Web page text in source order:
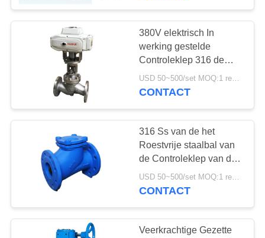
Roestvrij
staalKogelklep
de klep van de
waterpoort
18
380V elektrisch In
werking gestelde
Controleklep 316 de
Klep van de Roestvrij
staalbol
USD 50~500/set MOQ:1 reeks
CONTACT
316 Ss van de het
Roestvrije staalbal van
de Controleklep van de
de Controleklep van het
de Tegendrukbehoud
USD 50~500/set MOQ:1 reeks
CONTACT
Veerkrachtige Gezette